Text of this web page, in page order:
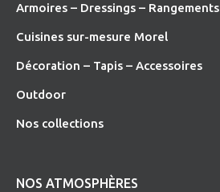
Armoires – Dressings – Rangements
Cuisines sur-mesure Morel
Décoration – Tapis – Accessoires
Outdoor
Nos collections
NOS ATMOSPHÈRES